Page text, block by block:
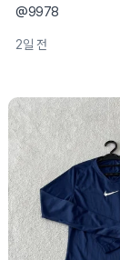
@9978
2일 전